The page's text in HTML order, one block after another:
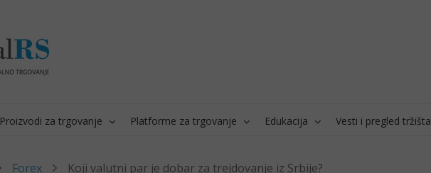
Proizvodi za trgovanje Platforme za trgovanje Edukacija Vesti i pregled tržišta
Forex Koji valutni par je dobar za trejdovanje iz Srbije?